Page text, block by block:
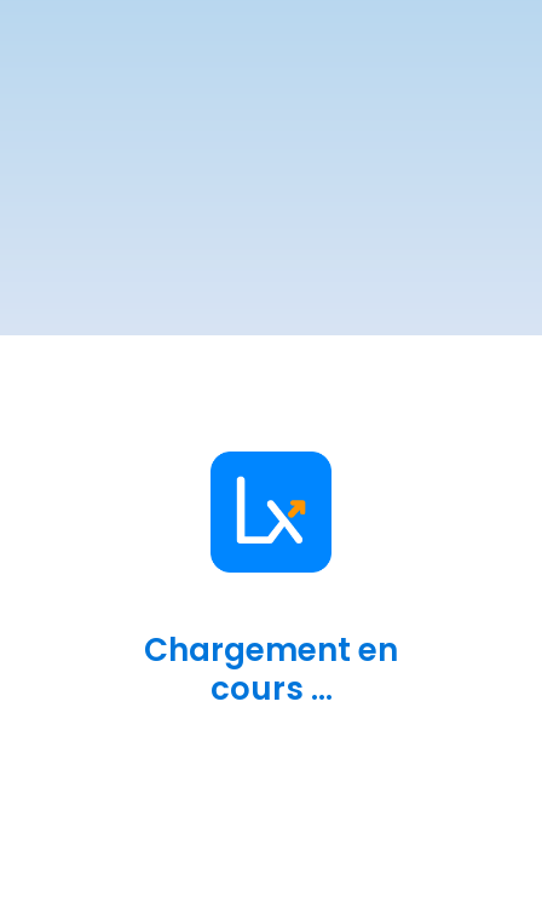
Chargement en
cours ...